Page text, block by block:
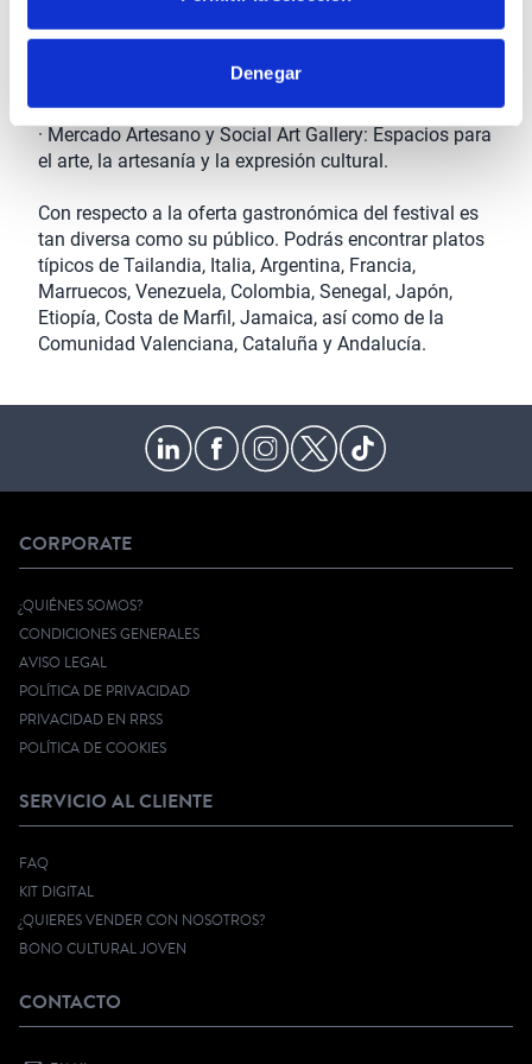
Denegar
· Mágico Mundo: Área familiar con actividades para
· Mercado Artesano y Social Art Gallery: Espacios para
el arte, la artesanía y la expresión cultural.
Con respecto a la oferta gastronómica del festival es
tan diversa como su público. Podrás encontrar platos
típicos de Tailandia, Italia, Argentina, Francia,
Marruecos, Venezuela, Colombia, Senegal, Japón,
Etiopía, Costa de Marfil, Jamaica, así como de la
Comunidad Valenciana, Cataluña y Andalucía.
CORPORATE
¿QUIÉNES SOMOS?
CONDICIONES GENERALES
AVISO LEGAL
POLÍTICA DE PRIVACIDAD
PRIVACIDAD EN RRSS
POLÍTICA DE COOKIES
SERVICIO AL CLIENTE
FAQ
KIT DIGITAL
¿QUIERES VENDER CON NOSOTROS?
BONO CULTURAL JOVEN
CONTACTO